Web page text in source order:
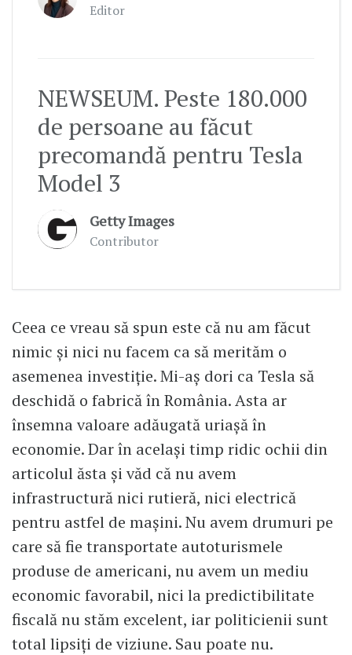
Editor
NEWSEUM. Peste 180.000
de persoane au făcut
precomandă pentru Tesla
Model 3
Getty Images
Contributor
Ceea ce vreau să spun este că nu am făcut
nimic şi nici nu facem ca să merităm o
asemenea investiţie. Mi-aş dori ca Tesla să
deschidă o fabrică în România. Asta ar
însemna valoare adăugată uriaşă în
economie. Dar în acelaşi timp ridic ochii din
articolul ăsta şi văd că nu avem
infrastructură nici rutieră, nici electrică
pentru astfel de maşini. Nu avem drumuri pe
care să fie transportate autoturismele
produse de americani, nu avem un mediu
economic favorabil, nici la predictibilitate
fiscală nu stăm excelent, iar politicienii sunt
total lipsiţi de viziune. Sau poate nu.